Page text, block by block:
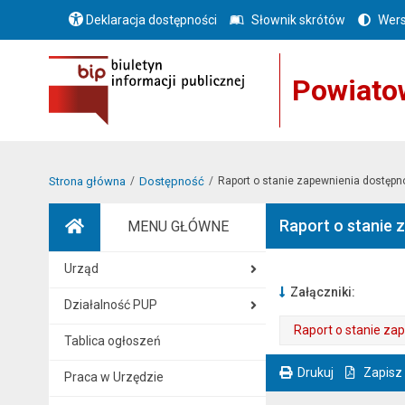
Deklaracja dostępności Słownik skrótów
Strona główna Dostępność Raport o stanie zapewnienia
MENU GŁÓWNE
Urząd
Działalność PUP
Tablica ogłoszeń
Praca w Urzędzie
Raport o stanie
Załączniki:
Raport o stanie
Drukuj Zapisz